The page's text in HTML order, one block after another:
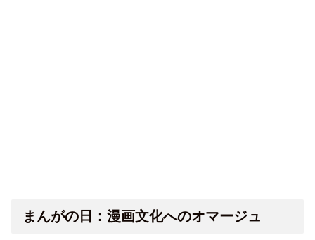
まんがの日：漫画文化へのオマージュ